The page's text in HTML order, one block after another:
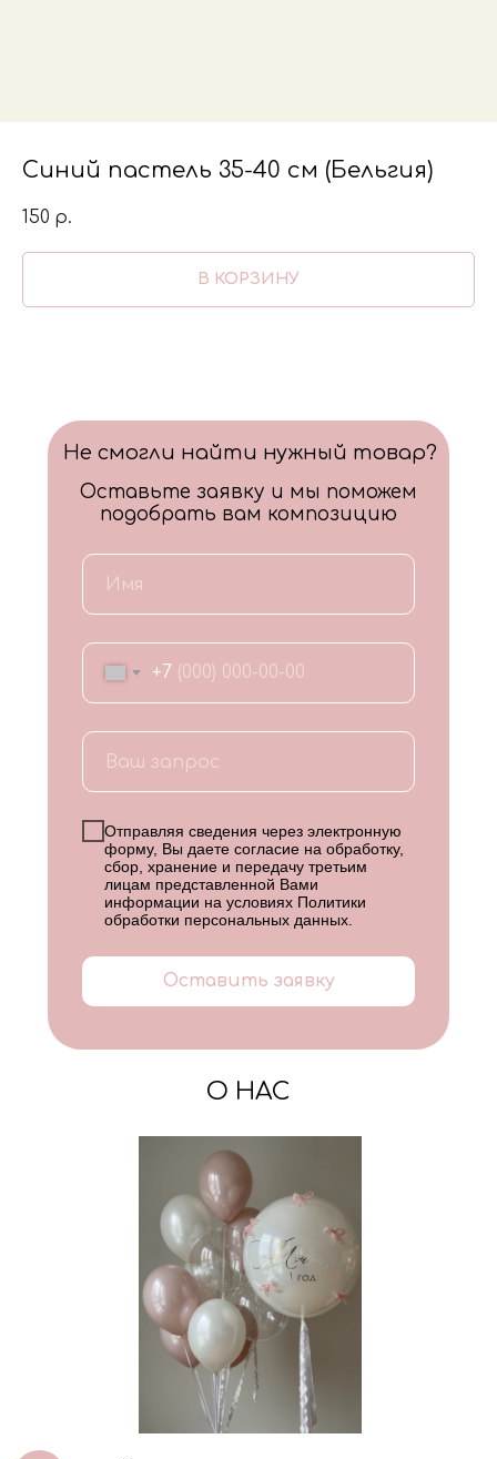
Синий пастель 35-40 см (Бельгия)
150 р.
В КОРЗИНУ
+7
Отправляя сведения через электронную
форму, Вы даете согласие на обработку,
сбор, хранение и передачу третьим
лицам представленной Вами
информации на условиях Политики
обработки персональных данных
Оставить заявку
Не смогли найти нужный товар?
Оставьте заявку и мы поможем
подобрать вам композицию
О НАС